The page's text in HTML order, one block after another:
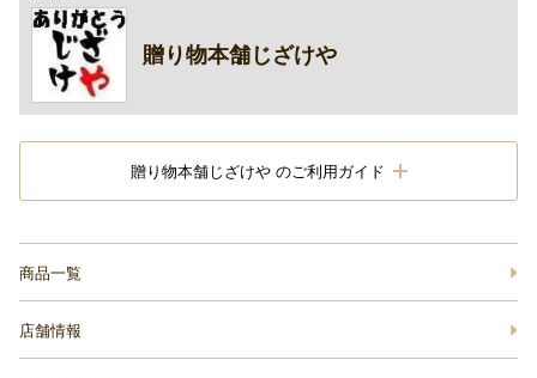
贈り物本舗じざけや
贈り物本舗じざけや のご利用ガイド
商品一覧
店舗情報